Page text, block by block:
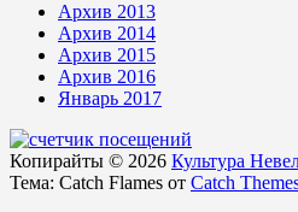
Архив 2013
Архив 2014
Архив 2015
Архив 2016
Январь 2017
Копирайты © 2026 Культура
Тема: Catch Flames от Catch